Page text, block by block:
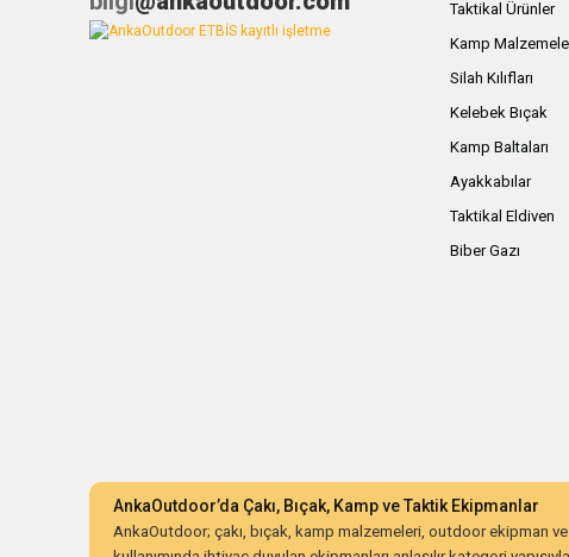
Taktikal Ürünler
Kamp
Silah Kılıfları
Kelebek Bıçak
Kamp Baltaları
Ayakkabılar
Taktikal Eldiven
Biber Gazı
AnkaOutdoor’da Çakı, Bıçak, Kamp ve Taktik Ekipmanlar
AnkaOutdoor; çakı, bıçak, kamp malzemeleri, outdoor ekipman